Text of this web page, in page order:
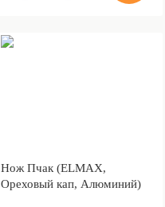
Нож Пчак (ELMAX,
Ореховый кап, Алюминий)